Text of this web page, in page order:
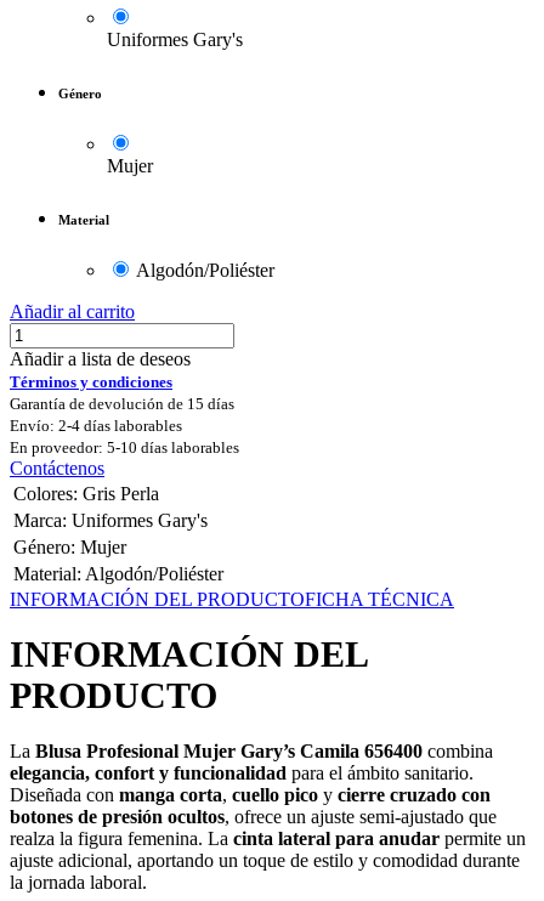
Uniformes Gary's
Género
Mujer
Material
Algodón/Poliéster
Añadir al carrito
Añadir a lista de deseos
Términos y condiciones
Garantía de devolución de 15 días
Envío: 2-4 días laborables
En proveedor: 5-10 días laborables
Contáctenos
Colores: Gris Perla
Marca: Uniformes Gary's
Género: Mujer
Material: Algodón/Poliéster
INFORMACIÓN DEL PRODUCTOFICHA TÉCNICA
INFORMACIÓN DEL
PRODUCTO
La Blusa Profesional Mujer Gary’s Camila 656400 combina
elegancia, confort y funcionalidad para el ámbito sanitario.
Diseñada con manga corta, cuello pico y cierre cruzado con
botones de presión ocultos, ofrece un ajuste semi-ajustado que
realza la figura femenina. La cinta lateral para anudar permite un
ajuste adicional, aportando un toque de estilo y comodidad durante
la jornada laboral.